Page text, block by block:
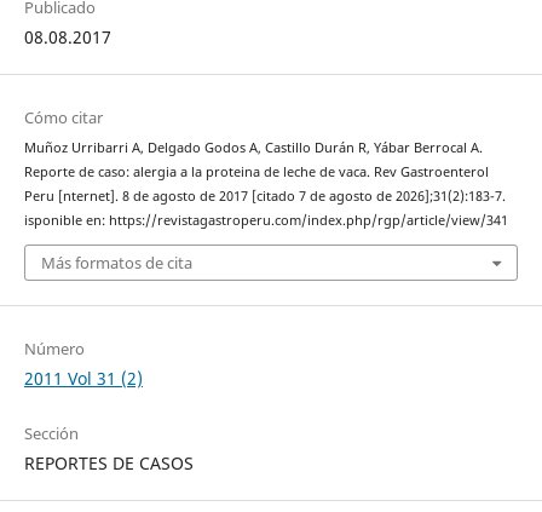
Publicado
08.08.2017
Cómo citar
Muñoz Urribarri A, Delgado Godos A, Castillo Durán R, Yábar Berrocal A.
Reporte de caso: alergia a la proteina de leche de vaca. Rev Gastroenterol
Peru [nternet]. 8 de agosto de 2017 [citado 7 de agosto de 2026];31(2):183-7.
isponible en: https://revistagastroperu.com/index.php/rgp/article/view/341
Más formatos de cita
Número
2011 Vol 31 (2)
Sección
REPORTES DE CASOS